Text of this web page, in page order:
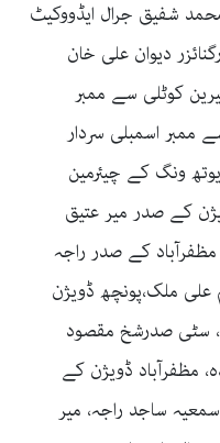
شفیق جرال ایڈووکیٹ
دیوان علی خان
کوٹلی سے ممبر
ممبر اسمبلی سردار
ونگ کے چیئرمین
کے صدر میر عتیق
کے صدر راجہ
ملک،پونچھ ڈویژن
سٹی صدرشخ مقصود
مظفرآباد ڈویژن کے
ساجد راجہ، میر